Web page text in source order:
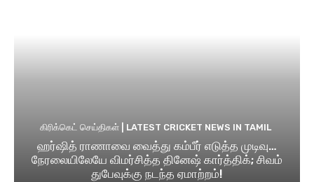
கிரிக்கெட் செய்திகள் | LATEST CRICKET NEWS IN TAMIL
ஹர்ஷித் ராணாவை வைத்து கம்பீர் எடுத்த முடிவு…
நேரலையிலேயே விமர்சித்த தினேஷ் கார்த்திக்; சிவம்
துபேவுக்கு நடந்த ஏமாற்றம்!